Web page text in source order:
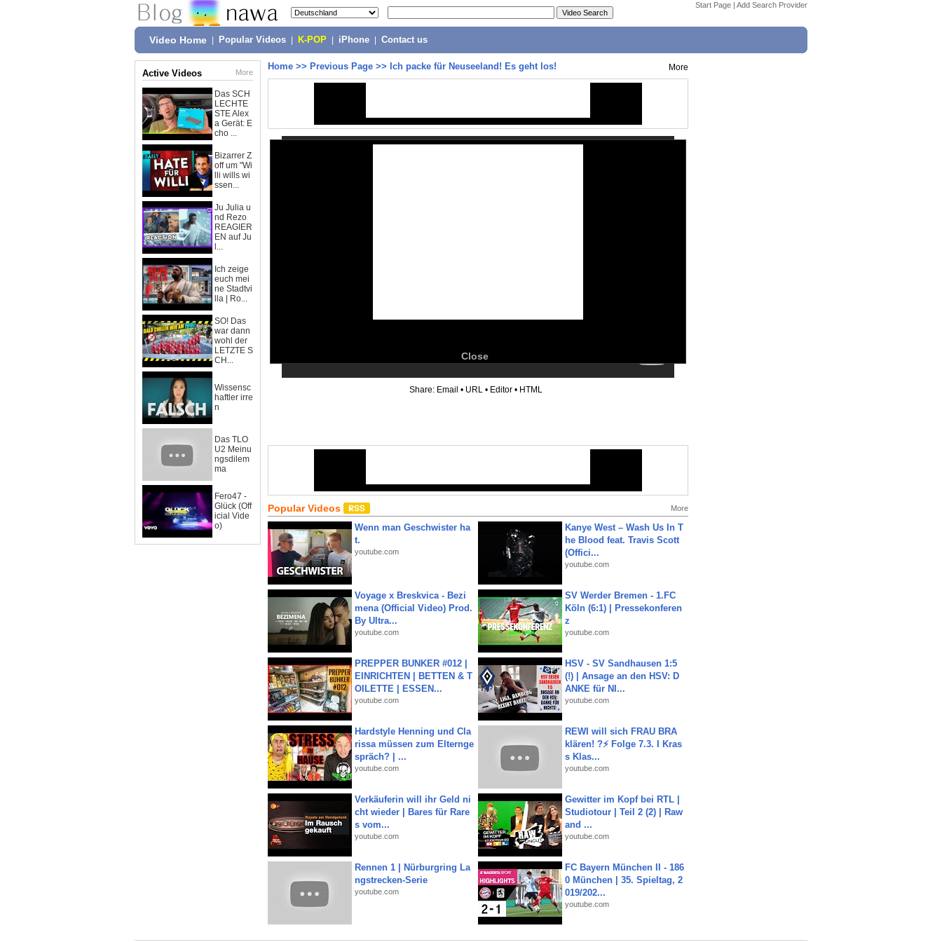
Start Page | Add Search Provider
Video Home Popular Videos K-POP iPhone Contact us
Active Videos More
Das SCH
LECHTE
STE Alex
a Gerät: E
cho ...
Bizarrer Z
off um "Wi
lli wills wi
ssen...
Ju Julia u
nd Rezo
REAGIER
EN auf Ju
l...
Ich zeige
euch mei
ne Stadtvi
lla | Ro...
SO! Das
war dann
wohl der
LETZTE S
CH...
Wissensc
haftler irre
n
Das TLO
U2 Meinu
ngsdilem
ma
Fero47 -
Glück (Off
icial Vide
o)
Home >> Previous Page >> Ich packe für Neuseeland! Es geht los! More
Close
Share: Email • URL • Editor • HTML
Popular Videos More
Wenn man Geschwister ha
t.
youtube.com
Kanye West – Wash Us In T
he Blood feat. Travis Scott
(Offici...
youtube.com
Voyage x Breskvica - Bezi
mena (Official Video) Prod.
By Ultra...
youtube.com
SV Werder Bremen - 1.FC
Köln (6:1) | Pressekonferen
z
youtube.com
PREPPER BUNKER #012 |
EINRICHTEN | BETTEN & T
OILETTE | ESSEN...
youtube.com
HSV - SV Sandhausen 1:5
(!) | Ansage an den HSV: D
ANKE für NI...
youtube.com
Hardstyle Henning und Cla
rissa müssen zum Elternge
spräch? | ...
youtube.com
REWI will sich FRAU BRA
klären! ?⚡️ Folge 7.3. I Kras
s Klas...
youtube.com
Verkäuferin will ihr Geld ni
cht wieder | Bares für Rare
s vom...
youtube.com
Gewitter im Kopf bei RTL |
Studiotour | Teil 2 (2) | Raw
and ...
youtube.com
Rennen 1 | Nürburgring La
ngstrecken-Serie
youtube.com
FC Bayern München II - 186
0 München | 35. Spieltag, 2
019/202...
youtube.com